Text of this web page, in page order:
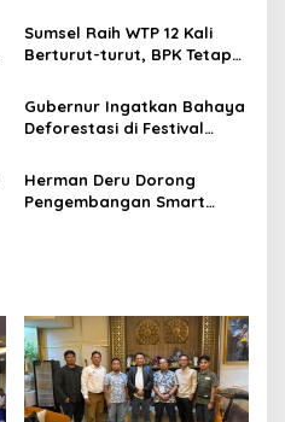
Sumsel Raih WTP 12 Kali
Berturut-turut, BPK Tetap
Penting
Gubernur Ingatkan Bahaya
Deforestasi di Festival
Pohon 3 Menit Tumbuh 25
Tahun
Herman Deru Dorong
Pengembangan Smart